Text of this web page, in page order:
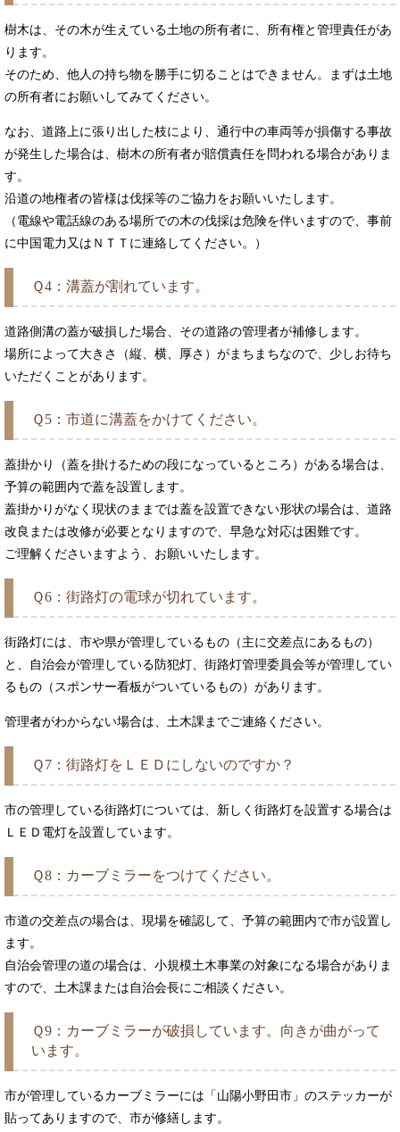
樹木は、その木が生えている土地の所有者に、所有権と管理責任があ
ります。
そのため、他人の持ち物を勝手に切ることはできません。まずは土地
の所有者にお願いしてみてください。
なお、道路上に張り出した枝により、通行中の車両等が損傷する事故
が発生した場合は、樹木の所有者が賠償責任を問われる場合がありま
す。
沿道の地権者の皆様は伐採等のご協力をお願いいたします。
（電線や電話線のある場所での木の伐採は危険を伴いますので、事前
に中国電力又はＮＴＴに連絡してください。）
Ｑ4：溝蓋が割れています。
道路側溝の蓋が破損した場合、その道路の管理者が補修します。
場所によって大きさ（縦、横、厚さ）がまちまちなので、少しお待ち
いただくことがあります。
Ｑ5：市道に溝蓋をかけてください。
蓋掛かり（蓋を掛けるための段になっているところ）がある場合は、
予算の範囲内で蓋を設置します。
蓋掛かりがなく現状のままでは蓋を設置できない形状の場合は、道路
改良または改修が必要となりますので、早急な対応は困難です。
ご理解くださいますよう、お願いいたします。
Ｑ6：街路灯の電球が切れています。
街路灯には、市や県が管理しているもの（主に交差点にあるもの）
と、自治会が管理している防犯灯、街路灯管理委員会等が管理してい
るもの（スポンサー看板がついているもの）があります。
管理者がわからない場合は、土木課までご連絡ください。
Ｑ7：街路灯をＬＥＤにしないのですか？
市の管理している街路灯については、新しく街路灯を設置する場合は
ＬＥＤ電灯を設置しています。
Ｑ8：カーブミラーをつけてください。
市道の交差点の場合は、現場を確認して、予算の範囲内で市が設置し
ます。
自治会管理の道の場合は、小規模土木事業の対象になる場合がありま
すので、土木課または自治会長にご相談ください。
Ｑ9：カーブミラーが破損しています。向きが曲がって
います。
市が管理しているカーブミラーには「山陽小野田市」のステッカーが
貼ってありますので、市が修繕します。